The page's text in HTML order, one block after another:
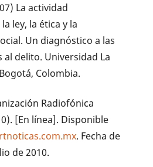
La actividad
ley, la ética y la
Un diagnóstico a las
al delito. Universidad La
Colombia.
Radiofónica
[En línea]. Disponible
. Fecha de
de 2010.